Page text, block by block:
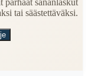
tai säästettäväksi.